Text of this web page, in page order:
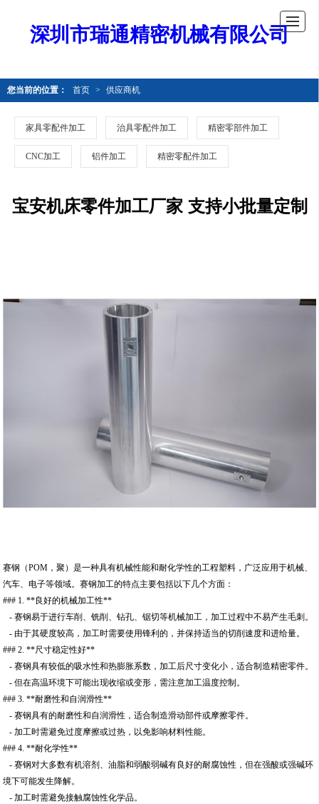
深圳市瑞通精密机械有限公司
您当前的位置： 首页 > 供应商机
家具零配件加工 治具零配件加工 精密零部件加工
CNC加工 铝件加工 精密零配件加工
宝安机床零件加工厂家 支持小批量定制
赛钢（POM，聚）是一种具有机械性能和耐化学性的工程塑料，广泛应用于机械、
汽车、电子等领域。赛钢加工的特点主要包括以下几个方面：
### 1. **良好的机械加工性**
- 赛钢易于进行车削、铣削、钻孔、锯切等机械加工，加工过程中不易产生毛刺。
- 由于其硬度较高，加工时需要使用锋利的，并保持适当的切削速度和进给量。
### 2. **尺寸稳定性好**
- 赛钢具有较低的吸水性和热膨胀系数，加工后尺寸变化小，适合制造精密零件。
- 但在高温环境下可能出现收缩或变形，需注意加工温度控制。
### 3. **耐磨性和自润滑性**
- 赛钢具有的耐磨性和自润滑性，适合制造滑动部件或摩擦零件。
- 加工时需避免过度摩擦或过热，以免影响材料性能。
### 4. **耐化学性**
- 赛钢对大多数有机溶剂、油脂和弱酸弱碱有良好的耐腐蚀性，但在强酸或强碱环
境下可能发生降解。
- 加工时需避免接触腐蚀性化学品。